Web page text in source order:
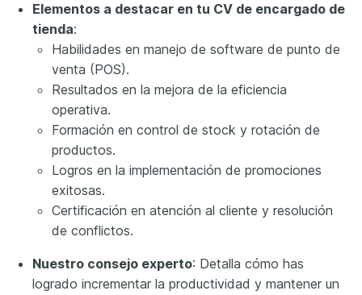
Elementos a destacar en tu CV de encargado de
tienda:
Habilidades en manejo de software de punto de
venta (POS).
Resultados en la mejora de la eficiencia
operativa.
Formación en control de stock y rotación de
productos.
Logros en la implementación de promociones
exitosas.
Certificación en atención al cliente y resolución
de conflictos.
Nuestro consejo experto: Detalla cómo has
logrado incrementar la productividad y mantener un